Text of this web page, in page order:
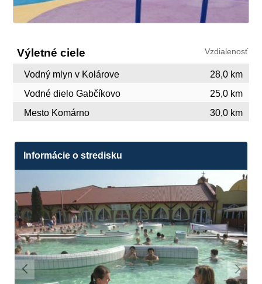
Výletné ciele Vzdialenosť
Vodný mlyn v Kolárove
28,0 km
Vodné dielo Gabčíkovo
25,0 km
Mesto Komárno
30,0 km
Informácie o stredisku